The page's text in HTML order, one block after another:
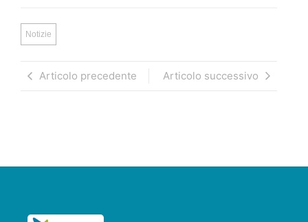
Notizie
Articolo precedente Articolo successivo